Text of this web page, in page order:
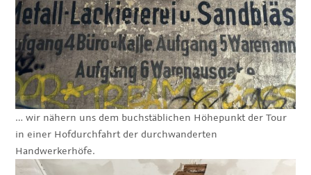
… wir nähern uns dem buchstäblichen Höhepunkt der Tour
in einer Hofdurchfahrt der durchwanderten
Handwerkerhöfe.